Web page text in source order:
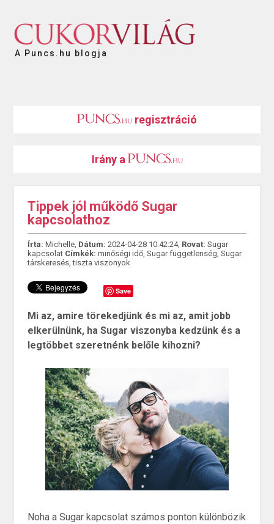
A Puncs.hu blogja
regisztráció
Irány a
Tippek jól működő Sugar
kapcsolathoz
Írta: Michelle, Dátum: 2024-04-28 10:42:24, Rovat: Sugar
kapcsolat Címkék: minőségi idő, Sugar függetlenség, Sugar
társkeresés,tiszta viszonyok
Save
Mi az, amire törekedjünk és mi az, amit jobb
elkerülnünk, ha Sugar viszonyba kedzünk és a
legtöbbet szeretnénk belőle kihozni?
Noha a Sugar kapcsolat számos ponton különbözik